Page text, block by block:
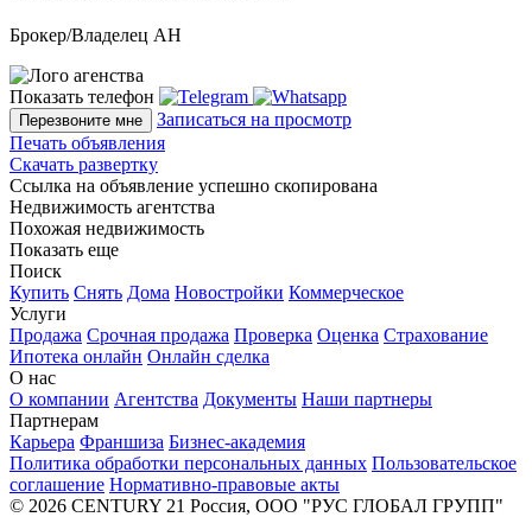
Брокер/Владелец АН
Показать телефон
Перезвоните мне
Записаться на просмотр
Печать объявления
Скачать развертку
Ссылка на объявление успешно скопирована
Недвижимость агентства
Похожая недвижимость
Показать еще
Поиск
Купить Снять Дома Новостройки Коммерческое
Услуги
Продажа Срочная продажа Проверка Оценка Страхование
Ипотека онлайн Онлайн сделка
О нас
О компании Агентства Документы Наши партнеры
Партнерам
Карьера Франшиза Бизнес-академия
Политика обработки персональных данных Пользовательское
соглашение Нормативно-правовые акты
© 2026 CENTURY 21 Россия, ООО "РУС ГЛОБАЛ ГРУПП"